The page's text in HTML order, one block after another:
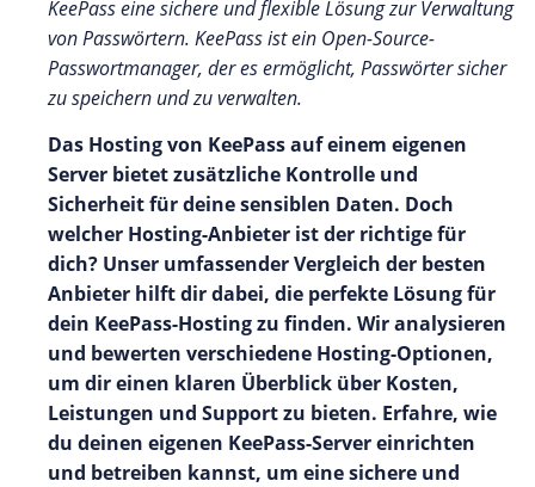
KeePass eine sichere und flexible Lösung zur Verwaltung
von Passwörtern. KeePass ist ein Open-Source-
Passwortmanager, der es ermöglicht, Passwörter sicher
zu speichern und zu verwalten.
Das Hosting von KeePass auf einem eigenen
Server bietet zusätzliche Kontrolle und
Sicherheit für deine sensiblen Daten. Doch
welcher Hosting-Anbieter ist der richtige für
dich? Unser umfassender Vergleich der besten
Anbieter hilft dir dabei, die perfekte Lösung für
dein KeePass-Hosting zu finden. Wir analysieren
und bewerten verschiedene Hosting-Optionen,
um dir einen klaren Überblick über Kosten,
Leistungen und Support zu bieten. Erfahre, wie
du deinen eigenen KeePass-Server einrichten
und betreiben kannst, um eine sichere und